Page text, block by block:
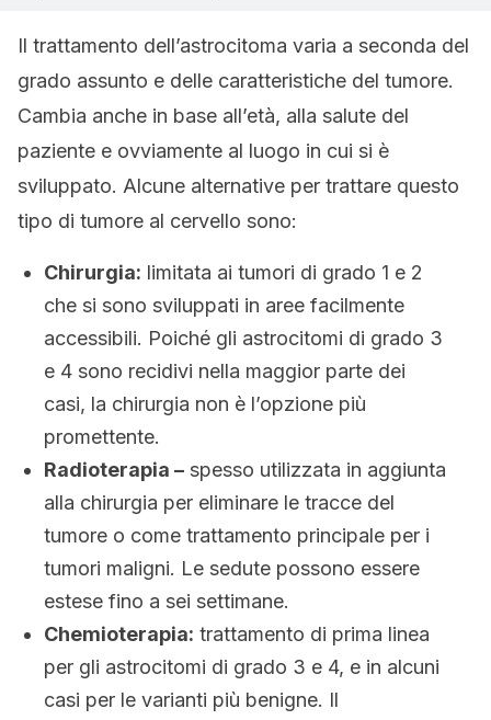
Il trattamento dell’astrocitoma varia a seconda del
grado assunto e delle caratteristiche del tumore.
Cambia anche in base all’età, alla salute del
paziente e ovviamente al luogo in cui si è
sviluppato. Alcune alternative per trattare questo
tipo di tumore al cervello sono:
Chirurgia: limitata ai tumori di grado 1 e 2
che si sono sviluppati in aree facilmente
accessibili. Poiché gli astrocitomi di grado 3
e 4 sono recidivi nella maggior parte dei
casi, la chirurgia non è l’opzione più
promettente.
Radioterapia – spesso utilizzata in aggiunta
alla chirurgia per eliminare le tracce del
tumore o come trattamento principale per i
tumori maligni. Le sedute possono essere
estese fino a sei settimane.
Chemioterapia: trattamento di prima linea
per gli astrocitomi di grado 3 e 4, e in alcuni
casi per le varianti più benigne. Il